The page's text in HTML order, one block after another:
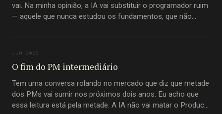
vai. Na minha opinião, a IA vai substituir o programador ruim
— aquele que nunca estudou os fundamentos, que não
que passou a carreira inteira copiando trecho de código do
JUN 2026
O fim do PM intermediário
Tem uma conversa rolando no mercado que diz que metade
dos PMs vai sumir nos próximos dois anos. Eu acho que
essa leitura está pela metade. A IA não vai matar o Product